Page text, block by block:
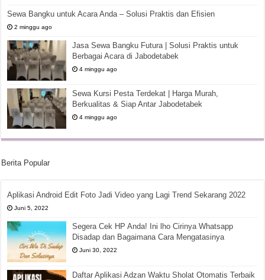
Sewa Bangku untuk Acara Anda – Solusi Praktis dan Efisien
2 minggu ago
Jasa Sewa Bangku Futura | Solusi Praktis untuk
Berbagai Acara di Jabodetabek
4 minggu ago
Sewa Kursi Pesta Terdekat | Harga Murah,
Berkualitas & Siap Antar Jabodetabek
4 minggu ago
Berita Popular
Aplikasi Android Edit Foto Jadi Video yang Lagi Trend Sekarang 2022
Juni 5, 2022
Segera Cek HP Anda! Ini lho Cirinya Whatsapp
Disadap dan Bagaimana Cara Mengatasinya
Juni 30, 2022
Daftar Aplikasi Adzan Waktu Sholat Otomatis Terbaik